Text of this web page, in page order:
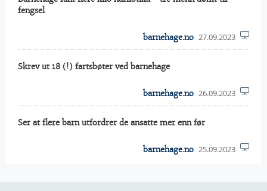
fengsel
barnehage.no 27.09.2023
Skrev ut 18 (!) fartsbøter ved barnehage
barnehage.no 26.09.2023
Ser at flere barn utfordrer de ansatte mer enn før
barnehage.no 25.09.2023